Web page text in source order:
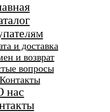
от 7 000 р.
и доставка
и возврат
вопросы
Контакты
нас